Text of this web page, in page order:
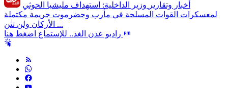
أخبار وتقارير وزير الداخلية: استهداف مليشيا الحوثي
لمعسكرات القوات المسلحة في مأرب وحضرموت جريمة مكتملة
الأركان ولن تثن ...